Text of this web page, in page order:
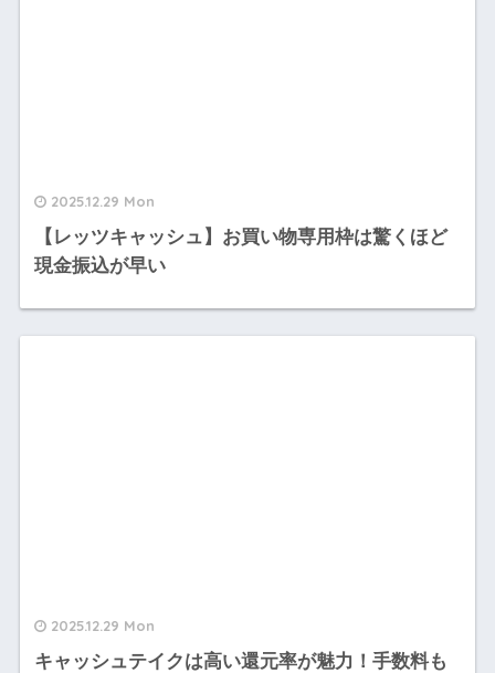
2025.12.29 Mon
【レッツキャッシュ】お買い物専用枠は驚くほど
現金振込が早い
2025.12.29 Mon
キャッシュテイクは高い還元率が魅力！手数料も